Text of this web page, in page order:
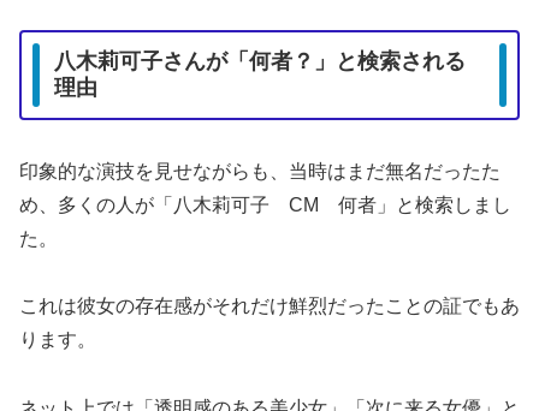
八木莉可子さんが「何者？」と検索される
理由
印象的な演技を見せながらも、当時はまだ無名だったた
め、多くの人が「八木莉可子 CM 何者」と検索しまし
た。
これは彼女の存在感がそれだけ鮮烈だったことの証でもあ
ります。